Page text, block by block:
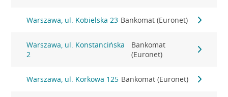
Warszawa, ul. Kobielska 23 Bankomat (Euronet)
Warszawa, ul. Konstancińska
2
Bankomat
(Euronet)
Warszawa, ul. Korkowa 125 Bankomat (Euronet)